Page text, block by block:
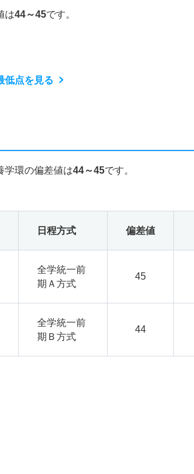
は44～45です。
低点を見る
学環の偏差値は44～45です。
日程方式 偏差値
全学統一前
期Ａ方式
45
全学統一前
期Ｂ方式
44